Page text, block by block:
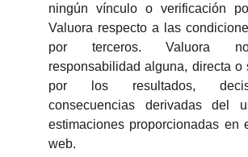
ningún vínculo o verificación
Valuora respecto a las
por terceros. Valuora
responsabilidad alguna, directa o
por los resultados,
consecuencias derivadas del
estimaciones proporcionadas en
web.